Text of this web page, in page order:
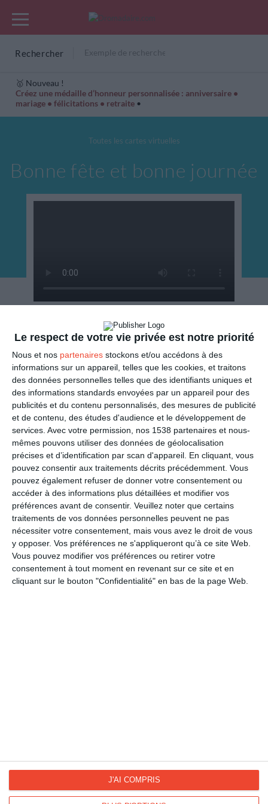
Le respect de votre vie privée est notre priorité
Nous et nos partenaires stockons et/ou accédons à des
informations sur un appareil, telles que les cookies, et traitons
des données personnelles telles que des identifiants uniques et
des informations standards envoyées par un appareil pour des
publicités et du contenu personnalisés, des mesures de publicité
et de contenu, des études d'audience et le développement de
services. Avec votre permission, nos 1538 partenaires et nous-
mêmes pouvons utiliser des données de géolocalisation
précises et d’identification par scan d'appareil. En cliquant, vous
pouvez consentir aux traitements décrits précédemment. Vous
pouvez également refuser de donner votre consentement ou
accéder à des informations plus détaillées et modifier vos
préférences avant de consentir. Veuillez noter que certains
traitements de vos données personnelles peuvent ne pas
nécessiter votre consentement, mais vous avez le droit de vous
y opposer. Vos préférences ne s'appliqueront qu’à ce site Web.
Vous pouvez modifier vos préférences ou retirer votre
consentement à tout moment en revenant sur ce site et en
cliquant sur le bouton "Confidentialité" en bas de la page Web.
J'AI COMPRIS
Rechercher
🥇 Nouveau !
Créez une médaille d’honneur personnalisée : anniversaire •
mariage • félicitations • retraite •
Cartes Hiver Cadeaux années de naissance
Toutes les cartes virtuelles
Bonne fête et bonne journée
ENVOYER
Mail
SMS(1,80€, en France)
PARTAGER
Facebook, Twitter, WhatsApp, ...
VOIR D'AUTRES CARTES DANS
LES CATÉGORIES
Bonne fête
Bonne fête liens familiaux
Fête des Grands-Pères